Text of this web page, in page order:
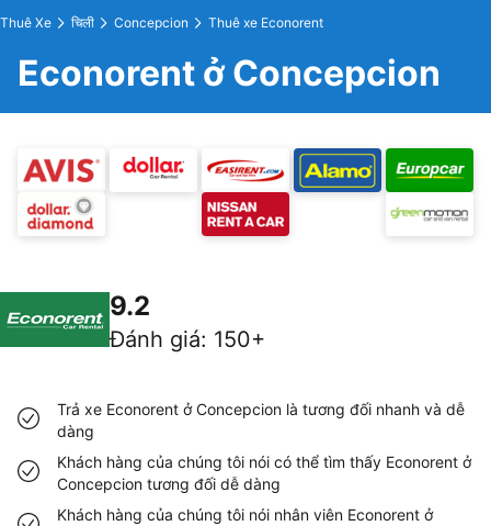
Thuê Xe चिली Concepcion Thuê xe Econorent
Econorent ở Concepcion
9.2
Đánh giá: 150+
Trả xe Econorent ở Concepcion là tương đối nhanh và dễ
dàng
Khách hàng của chúng tôi nói có thể tìm thấy Econorent ở
Concepcion tương đối dễ dàng
Khách hàng của chúng tôi nói nhân viên Econorent ở